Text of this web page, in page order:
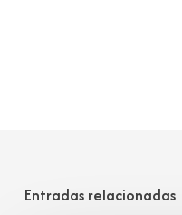
Entradas relacionadas